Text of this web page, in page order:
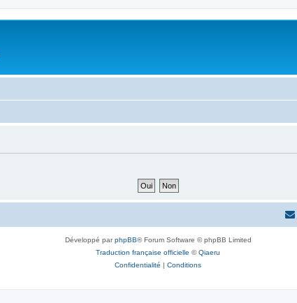
Développé parphpBB® Forum Software © phpBB Limited
Traduction française officielle ©Qiaeru
Confidentialité | Conditions